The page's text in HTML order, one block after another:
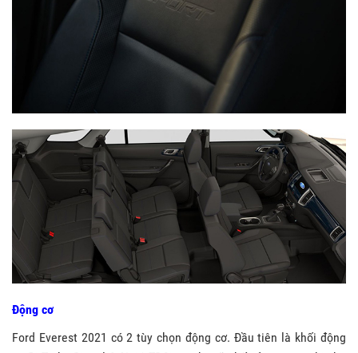
Động cơ
Ford Everest 2021 có 2 tùy chọn động cơ. Đầu tiên là khối động